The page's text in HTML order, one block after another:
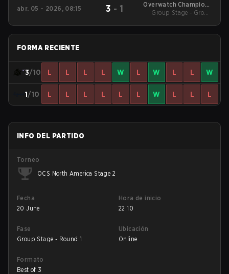
abr. 05 - 2026, 08:15 3 - 1
Overwatch Champions
Series - North
Group Stage - Group
FORMA RECIENTE
3/10 L L L L W L W L L W
1/10 L L L L L L W L L L
INFO DEL PARTIDO
Torneo
OCS North America Stage 2
Fecha
20 June
Hora de inicio
22:10
Fase
Group Stage - Round 1
Ubicación
Online
Formato
Best of 3